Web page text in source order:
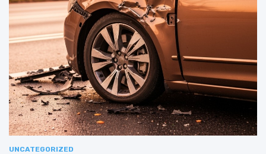
UNCATEGORIZED